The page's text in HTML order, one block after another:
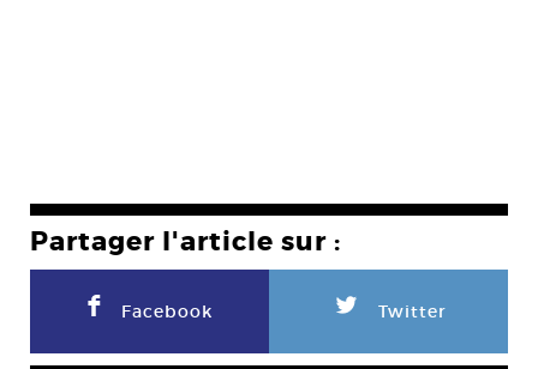
Partager l'article sur :
F Facebook L Twitter